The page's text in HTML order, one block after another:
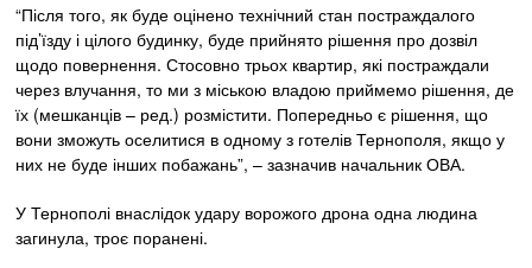
“Після того, як буде оцінено технічний стан постраждалого
під’їзду і цілого будинку, буде прийнято рішення про дозвіл
щодо повернення. Стосовно трьох квартир, які постраждали
через влучання, то ми з міською владою приймемо рішення, де
їх (мешканців – ред.) розмістити. Попередньо є рішення, що
вони зможуть оселитися в одному з готелів Тернополя, якщо у
них не буде інших побажань”, – зазначив начальник ОВА.
У Тернополі внаслідок удару ворожого дрона одна людина
загинула, троє поранені.